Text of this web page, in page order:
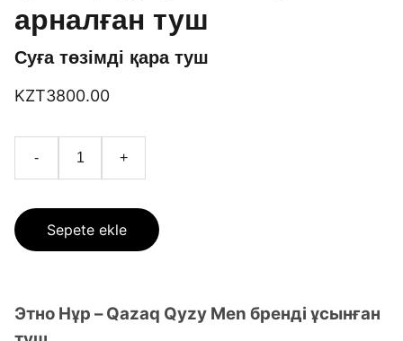
арналған туш
Суға төзімді қара туш
KZT3800.00
- +
Sepete ekle
Этно Нұр – Qazaq Qyzy Men бренді ұсынған